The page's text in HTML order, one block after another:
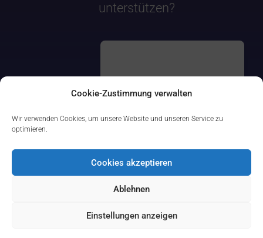
Cookie-Zustimmung verwalten
Wir verwenden Cookies, um unsere Website und unseren Service zu
optimieren.
Cookies akzeptieren
Ablehnen
Einstellungen anzeigen
unterstützen?